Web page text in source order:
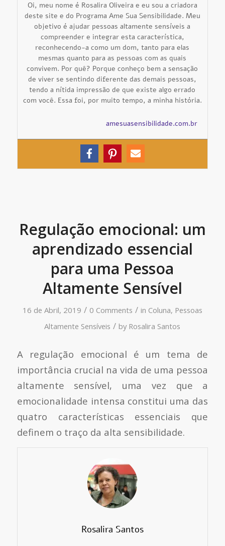
Oi, meu nome é Rosalira Oliveira e eu sou a criadora
deste site e do Programa Ame Sua Sensibilidade. Meu
objetivo é ajudar pessoas altamente sensíveis a
compreender e integrar esta característica,
reconhecendo-a como um dom, tanto para elas
mesmas quanto para as pessoas com as quais
convivem. Por quê? Porque conheço bem a sensação
de viver se sentindo diferente das demais pessoas,
tendo a nítida impressão de que existe algo errado
com você. Essa foi, por muito tempo, a minha história.
amesuasensibilidade.com.br
Regulação emocional: um
aprendizado essencial
para uma Pessoa
Altamente Sensível
16 de Abril, 2019 / 0 Comments / in Coluna, Pessoas
Altamente Sensíveis / by Rosalira Santos
A regulação emocional é um tema de
importância crucial na vida de uma pessoa
altamente sensível, uma vez que a
emocionalidade intensa constitui uma das
quatro características essenciais que
definem o traço da alta sensibilidade.
Rosalira Santos